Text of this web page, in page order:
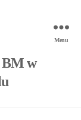
BM w
Menu